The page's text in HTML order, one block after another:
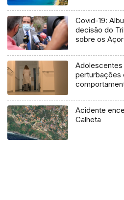
Covid-19:
decisão do
sobre os
perturbações
Acidente
Calheta